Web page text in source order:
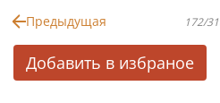
Предыдущая 172/
Добавить в избраное